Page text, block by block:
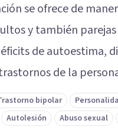
se ofrece de
y también
de autoestima,
de la
bipolar
Autolesión Abuso sexual